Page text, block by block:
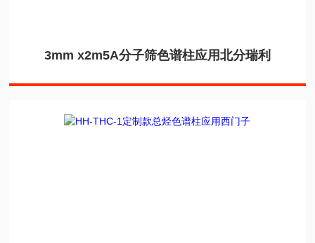
3mm x2m5A分子筛色谱柱应用北分瑞利